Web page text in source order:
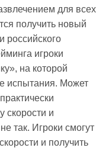
для всех
получить новый
российского
игроки
на которой
испытания. Может
скорости и
так. Игроки смогут
и получить